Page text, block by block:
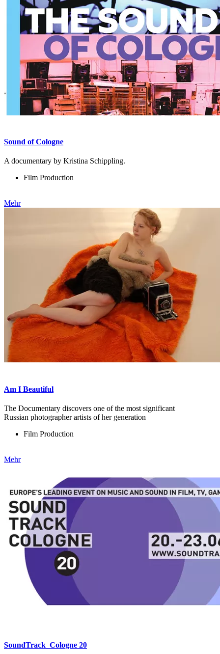
Sound of Cologne
A documentary by Kristina Schippling.
Film Production
Mehr
Am I Beautiful
The Documentary discovers one of the most significant
Russian photographer artists of her generation
Film Production
Mehr
SoundTrack_Cologne 20